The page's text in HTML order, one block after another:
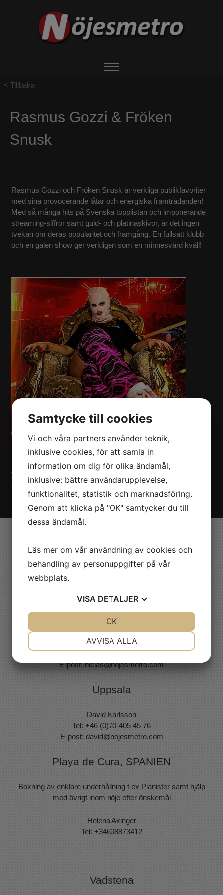
OM NÖJESMETRO
UTHYRNING
KONTAKT
Tillbaka
Rasmus Gozzi & Fröken
Snusk
Rasmus Gozzi och Fröken Snusk är verkliga publikfavoriter
med sina provocerande låtar och energiska framträdanden!
Med så många hits på Svenska topplistan och imponerande
streaming-siffror samt guld- och platinaskivor, är det ingen
tvekan om deras popularitet och framgång. En fullsatt klubb
och en galen show ger verkligen som en minnesvärd kväll!
Vill du boka Rasmus Gozzi & Fröken Snusk till ert
evenemang? Kontakta oss på Nöjesmetro! Klicka här!
Valdemarsvik
Kvick Elfberg
Ludvika & Drammen, Norge
Niclas Starborg
Tel: +46 (0)73-590 19 37
E-post:niclas@nojesmetro.com
Uppsala
David Karlsson
Tel: +46 (0)70-405 45 76
E-post: david@nojesmetro.com
Playa de Cura, SPANIEN
Bokning av enklare underhållning t ex Pianister samt hjälp
med övrigt inom nöje efter önskemål
Helena Axinger
Tel: +34608873412
Vadstena
Samtycke till cookies
Vi och våra partners använder teknik,
inklusive cookies, för att samla in
information om dig för olika ändamål,
inklusive: bättre användarupplevelse,
funktionalitet, statistik och marknadsföring.
Genom att klicka på "OK" samtycker du till
dessa ändamål.
Läs mer om vår användning av cookies och
behandling av personuppgifter på vår
webbplats.
VISA DETALJER
MARKNADSFÖRING STATISTIK
AVVISA ALLA
OK